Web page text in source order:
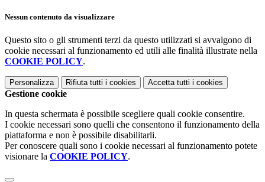
Nessun contenuto da visualizzare
Questo sito o gli strumenti terzi da questo utilizzati si avvalgono di
cookie necessari al funzionamento ed utili alle finalità illustrate nella
COOKIE POLICY.
Personalizza Rifiuta tutti i cookies Accetta tutti i cookies
Gestione cookie
In questa schermata è possibile scegliere quali cookie consentire.
I cookie necessari sono quelli che consentono il funzionamento della
piattaforma e non è possibile disabilitarli.
Per conoscere quali sono i cookie necessari al funzionamento potete
visionare la COOKIE POLICY.